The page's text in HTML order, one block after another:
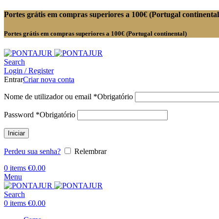
Portes grátis em compras superiores a 100€ (Portugal
Portes grátis em compras superiores a 100€ (Portugal continental)
Search
Login / Register
EntrarCriar nova conta
Nome de utilizador ou email *Obrigatório
Password *Obrigatório
Iniciar
Perdeu sua senha?
Relembrar
0 items €0.00
Menu
Search
0 items €0.00